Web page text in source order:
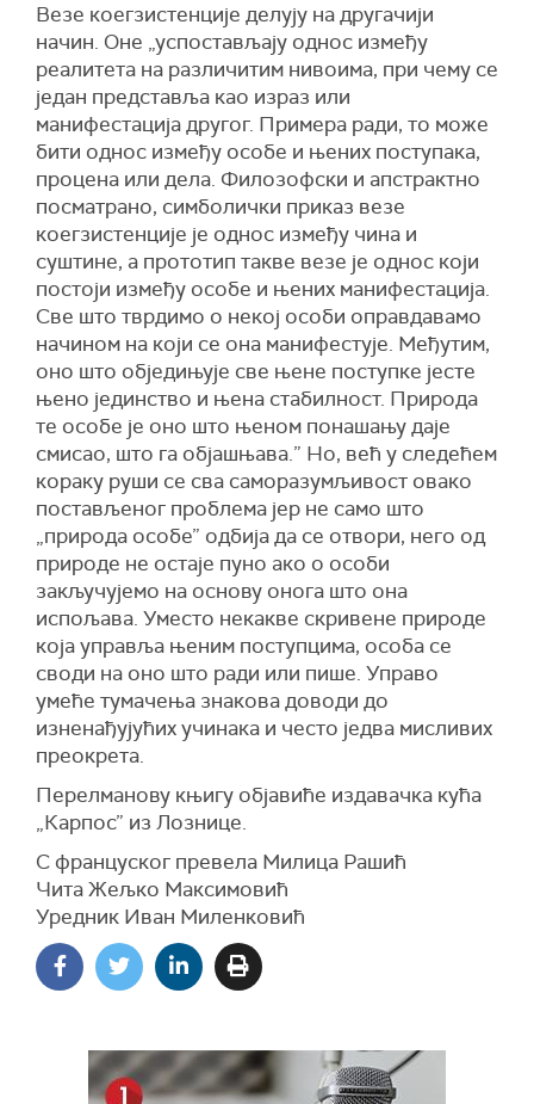
Везе коегзистенције делују на другачији
начин. Оне „успостављају однос између
реалитета на различитим нивоима, при чему се
један представља као израз или
манифестација другог. Примера ради, то може
бити однос између особе и њених поступака,
процена или дела. Филозофски и апстрактно
посматрано, симболички приказ везе
коегзистенције је однос између чина и
суштине, а прототип такве везе је однос који
постоји између особе и њених манифестација.
Све што тврдимо о некој особи оправдавамо
начином на који се она манифестује. Међутим,
оно што обједињује све њене поступке јесте
њено јединство и њена стабилност. Природа
те особе је оно што њеном понашању даје
смисао, што га објашњава.” Но, већ у следећем
кораку руши се сва саморазумљивост овако
постављеног проблема јер не само што
„природа особе” одбија да се отвори, него од
природе не остаје пуно ако о особи
закључујемо на основу онога што она
испољава. Уместо некакве скривене природе
која управља њеним поступцима, особа се
своди на оно што ради или пише. Управо
умеће тумачења знакова доводи до
изненађујућих учинака и често једва мисливих
преокрета.
Перелманову књигу објавиће издавачка кућа
„Карпос” из Лознице.
С француског превела Милица Рашић
Чита Жељко Максимовић
Уредник Иван Миленковић